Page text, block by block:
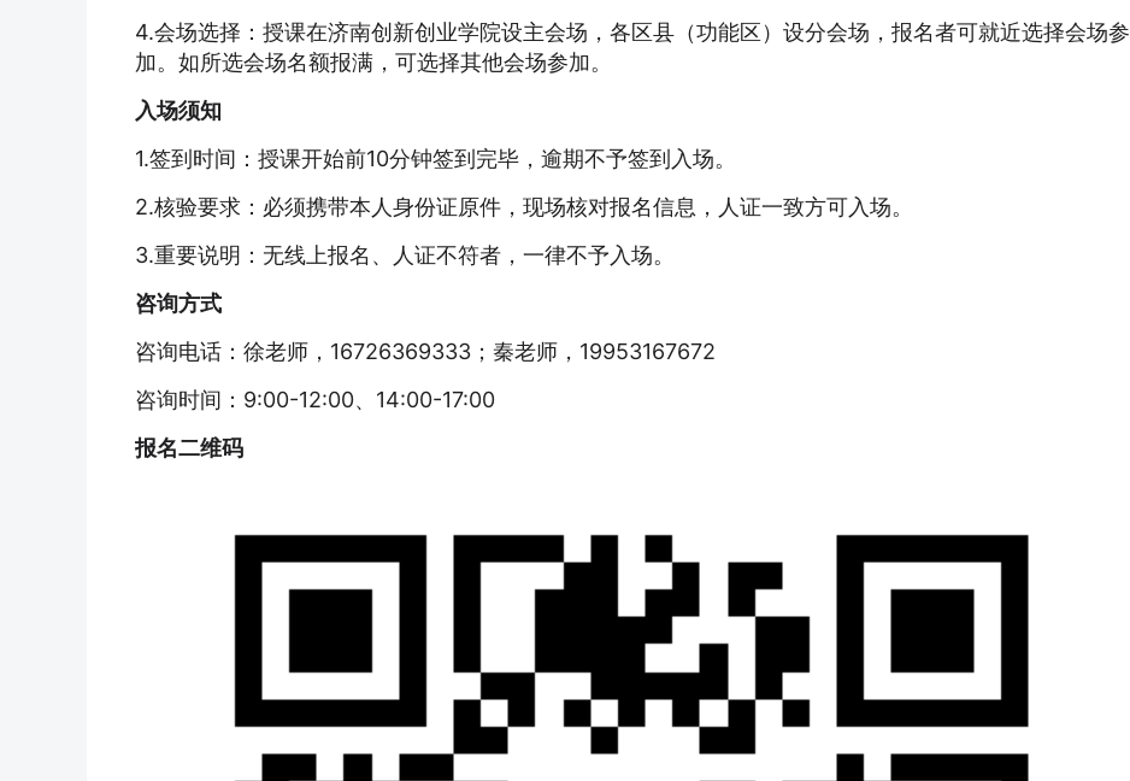
4.会场选择：授课在济南创新创业学院设主会场，各区县（功能区）设分会场，报名者可就近选择会场参
加。如所选会场名额报满，可选择其他会场参加。
入场须知
1.签到时间：授课开始前10分钟签到完毕，逾期不予签到入场。
2.核验要求：必须携带本人身份证原件，现场核对报名信息，人证一致方可入场。
3.重要说明：无线上报名、人证不符者，一律不予入场。
咨询方式
咨询电话：徐老师，16726369333；秦老师，19953167672
咨询时间：9:00-12:00、14:00-17:00
报名二维码